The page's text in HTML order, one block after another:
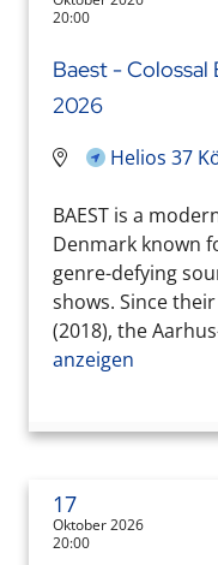
20:00
Baest - Colossal
2026
Helios 37
BAEST is a
Denmark known
genre-defying
shows. Since
(2018), the
anzeigen
17
Oktober 2026
20:00